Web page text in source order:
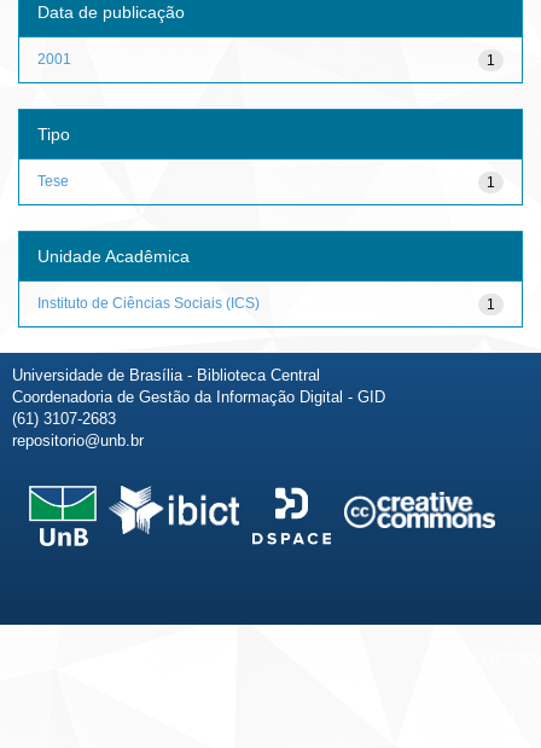
Data de publicação
1
2001
Tipo
1
Tese
Unidade Acadêmica
1
Instituto de Ciências Sociais (ICS)
Universidade de Brasília - Biblioteca Central
Coordenadoria de Gestão da Informação Digital - GID
(61) 3107-2683
repositorio@unb.br